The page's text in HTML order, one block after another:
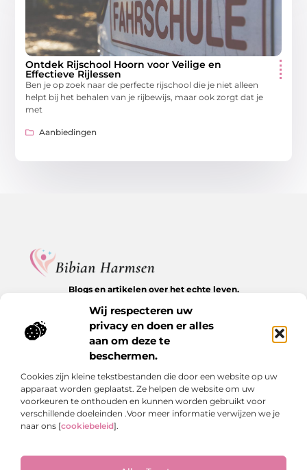
Wij respecteren uw
privacy en doen er alles
aan om deze te
beschermen.
Cookies zijn kleine tekstbestanden die door een website op uw
apparaat worden geplaatst. Ze helpen de website om uw
voorkeuren te onthouden en kunnen worden gebruikt voor
verschillende doeleinden .Voor meer informatie verwijzen we je
naar ons [cookiebeleid].
Ontdek Rijschool Hoorn voor Veilige en
Effectieve Rijlessen
Ben je op zoek naar de perfecte rijschool die je niet alleen
helpt bij het behalen van je rijbewijs, maar ook zorgt dat je
met
Aanbiedingen
Blogs en artikelen over het echte leven.
waardevolle inzichten op BibianHarmsen.nl.
Bericht categorie
Onze informatie